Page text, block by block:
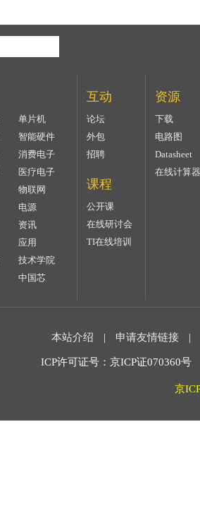
单片机
智能硬件
消费电子
医疗电子
物联网
电源
资讯
应用
技术学院
中国芯
互动
论坛
外包
招聘
课程
公开课
在线研讨会
TI在线培训
资源
下载
电路图
Datasheet
在线计算器
本站介绍 | 申请友情链接 |
ICP许可证号：京ICP证070360
京